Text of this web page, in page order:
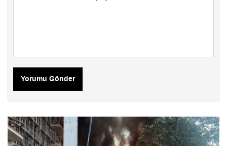
Yorumu Gönder